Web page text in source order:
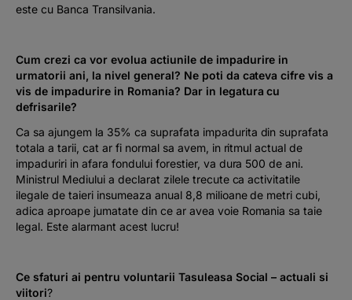
este cu Banca Transilvania.
Cum crezi ca vor evolua actiunile de impadurire in
urmatorii ani, la nivel general? Ne poti da cateva cifre vis a
vis de impadurire in Romania? Dar in legatura cu
defrisarile?
Ca sa ajungem la 35% ca suprafata impadurita din suprafata
totala a tarii, cat ar fi normal sa avem, in ritmul actual de
impaduriri in afara fondului forestier, va dura 500 de ani.
Ministrul Mediului a declarat zilele trecute ca activitatile
ilegale de taieri insumeaza anual 8,8 milioane de metri cubi,
adica aproape jumatate din ce ar avea voie Romania sa taie
legal. Este alarmant acest lucru!
Ce sfaturi ai pentru voluntarii Tasuleasa Social – actuali si
viitori?